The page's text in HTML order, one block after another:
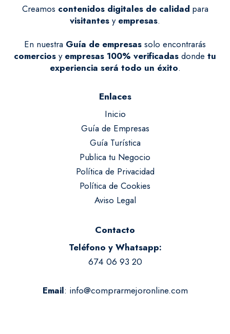
Creamos contenidos digitales de calidad para
visitantes y empresas.
En nuestra Guía de empresas solo encontrarás
comercios y empresas 100% verificadas donde tu
experiencia será todo un éxito.
Enlaces
Inicio
Guía de Empresas
Guía Turística
Publica tu Negocio
Política de Privacidad
Política de Cookies
Aviso Legal
Contacto
Teléfono y Whatsapp:
674 06 93 20
Email: info@comprarmejoronline.com